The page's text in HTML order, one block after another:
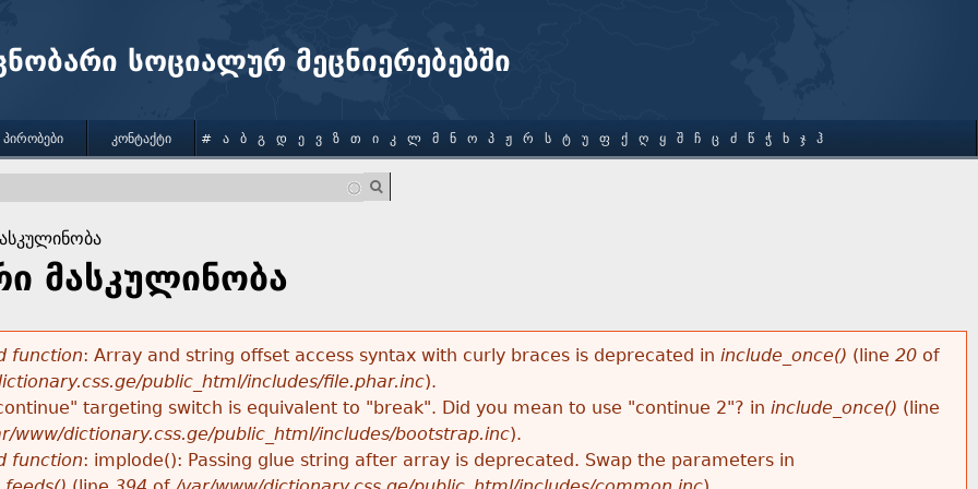
სოციალურ მეცნიერებებში
მასკულინობა
function: Array and string offset access syntax with curly braces is deprecated in include_once() (line 20of
public_html/includes/file.phar.inc).
targeting switch is equivalent to "break". Did you mean to use "continue 2"? in include_once() (line
www/dictionary.css.ge/public_html/includes/bootstrap.inc).
function: implode(): Passing glue string after array is deprecated. Swap the parameters in
ᲞᲘᲠᲝᲑᲔᲑᲘ ᲙᲝᲜᲢᲐᲥᲢᲘ # Ა Ბ Გ Დ Ე Ვ Ზ Თ Ი Კ Ლ Მ Ნ Ო Პ Ჟ Რ Ს Ტ Უ Ფ Ქ Ღ Ყ Შ Ჩ Ც Ძ Წ Ჭ Ხ Ჯ Ჰ